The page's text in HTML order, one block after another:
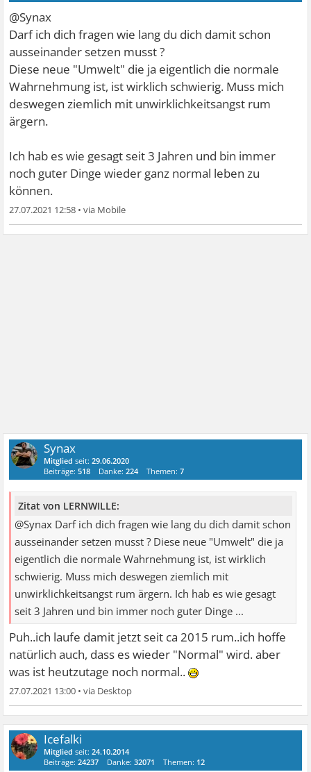
@Synax
Darf ich dich fragen wie lang du dich damit schon
ausseinander setzen musst ?
Diese neue "Umwelt" die ja eigentlich die normale
Wahrnehmung ist, ist wirklich schwierig. Muss mich
deswegen ziemlich mit unwirklichkeitsangst rum
ärgern.
Ich hab es wie gesagt seit 3 Jahren und bin immer
noch guter Dinge wieder ganz normal leben zu
können.
27.07.2021 12:58 •
Synax
Mitglied seit:29.06.2020
Beiträge:518 Danke:224 Themen:7
Zitat von LERNWILLE:
@Synax Darf ich dich fragen wie lang du dich damit schon
ausseinander setzen musst ? Diese neue "Umwelt" die ja
eigentlich die normale Wahrnehmung ist, ist wirklich
schwierig. Muss mich deswegen ziemlich mit
unwirklichkeitsangst rum ärgern. Ich hab es wie gesagt
seit 3 Jahren und bin immer noch guter Dinge ...
Puh..ich laufe damit jetzt seit ca 2015 rum..ich hoffe
natürlich auch, dass es wieder "Normal" wird. aber
was ist heutzutage noch normal..
27.07.2021 13:00 •
Icefalki
Mitglied seit:24.10.2014
Beiträge:24237 Danke:32071 Themen: 12